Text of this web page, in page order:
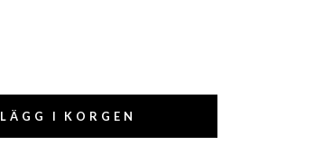
LÄGG I KORGEN